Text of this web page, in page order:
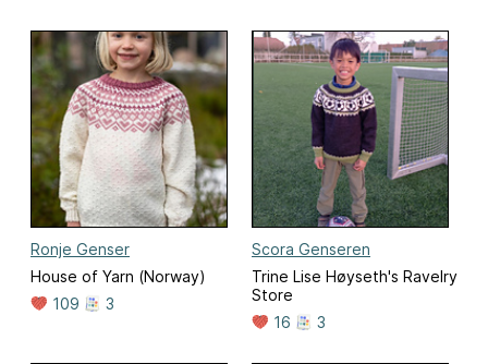
Ronje Genser
House of Yarn (Norway)
109
3
Scora Genseren
Trine Lise Høyseth's Ravelry
Store
16
3